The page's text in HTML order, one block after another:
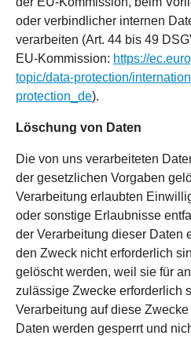
oder verbindlicher internen
verarbeiten (Art. 44 bis 49
EU-Kommission: https://
topic/data-protection/
protection_de).
Löschung von Daten
Die von uns verarbeiteten
der gesetzlichen Vorgaben
Verarbeitung erlaubten
oder sonstige Erlaubnisse
der Verarbeitung dieser Daten
den Zweck nicht erforderlich
gelöscht werden, weil sie für
zulässige Zwecke erforderlich
Verarbeitung auf diese
Daten werden gesperrt und